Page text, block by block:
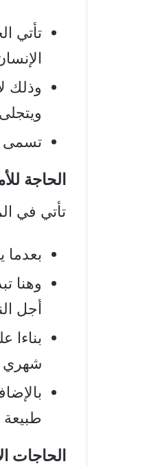
تأتي
وذلك
تسمى
الحاجة
تأتي في
بعدما
وهنا
أجل
بناءا
شهري
الحاجات